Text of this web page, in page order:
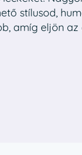
stílusod,
amíg eljön az